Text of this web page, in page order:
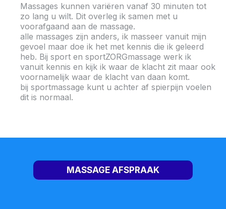
Massages kunnen variëren vanaf 30 minuten tot
zo lang u wilt. Dit overleg ik samen met u
voorafgaand aan de massage.
alle massages zijn anders, ik masseer vanuit mijn
gevoel maar doe ik het met kennis die ik geleerd
heb. Bij sport en sportZORGmassage werk ik
vanuit kennis en kijk ik waar de klacht zit maar ook
voornamelijk waar de klacht van daan komt.
bij sportmassage kunt u achter af spierpijn voelen
dit is normaal.
MASSAGE AFSPRAAK